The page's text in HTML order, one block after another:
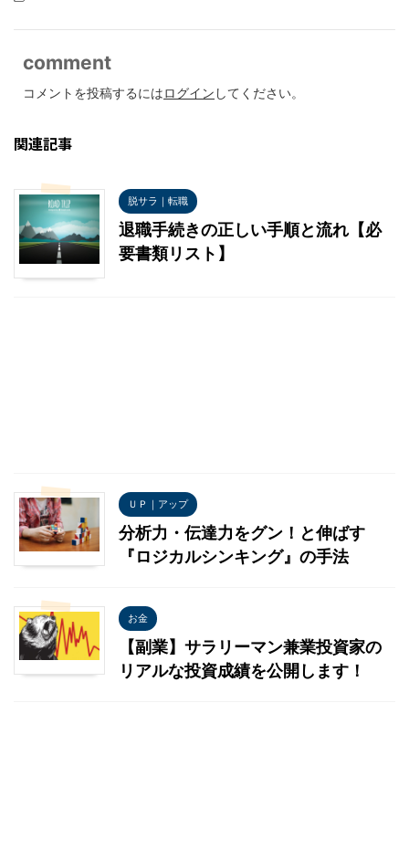
comment
コメントを投稿するにはログイン してください。
関連記事
脱サラ｜転職
退職手続きの正しい手順と流れ【必
要書類リスト】
ＵＰ｜アップ
分析力・伝達力をグン！と伸ばす
『ロジカルシンキング』の手法
お金
【副業】サラリーマン兼業投資家の
リアルな投資成績を公開します！